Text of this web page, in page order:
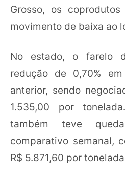
Grosso, os coprodutos
movimento de baixa ao
No estado, o farelo
redução de 0,70%
anterior, sendo
1.535,00 por
também teve
comparativo semanal,
R$ 5.871,60 por